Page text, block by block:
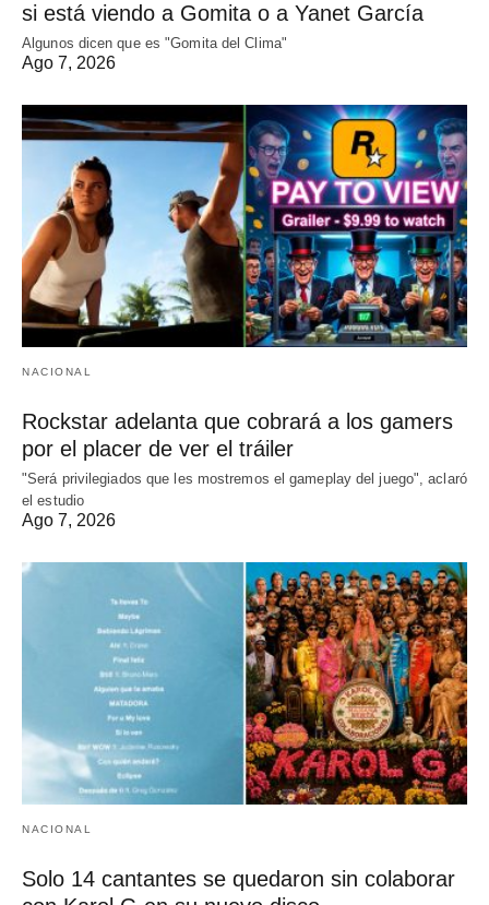
si está viendo a Gomita o a Yanet García
Algunos dicen que es "Gomita del Clima"
Ago 7, 2026
NACIONAL
Rockstar adelanta que cobrará a los gamers
por el placer de ver el tráiler
"Será privilegiados que les mostremos el gameplay del juego", aclaró
el estudio
Ago 7, 2026
NACIONAL
Solo 14 cantantes se quedaron sin colaborar